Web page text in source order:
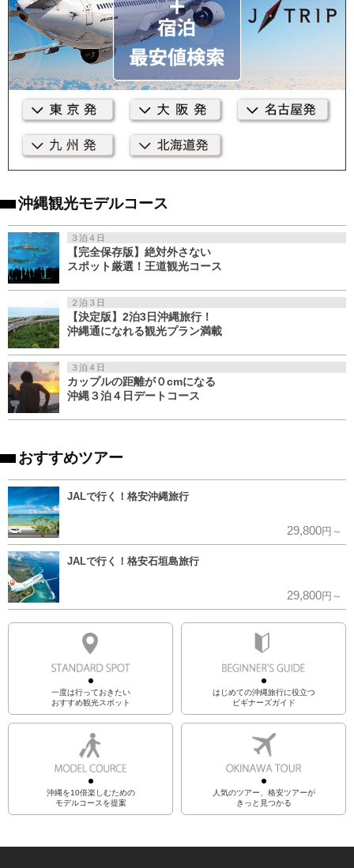
沖縄観光モデルコース
３泊４日
【完全保存版】絶対外さない
スポット厳選！王道観光コース
２泊３日
【決定版】2泊3日沖縄旅行！
沖縄通になれる観光プラン満載
３泊４日
カップルの距離が０cmになる
沖縄３泊４日デートコース
おすすめツアー
JALで行く！格安沖縄旅行
29,800円～
JALで行く！格安石垣島旅行
29,800円～
一度は行っておきたい
おすすめ観光スポット
はじめての沖縄旅行に役立つ
ビギナーズガイド
沖縄を10倍楽しむための
モデルコースを提案
人気のツアー、格安ツアーが
きっと見つかる